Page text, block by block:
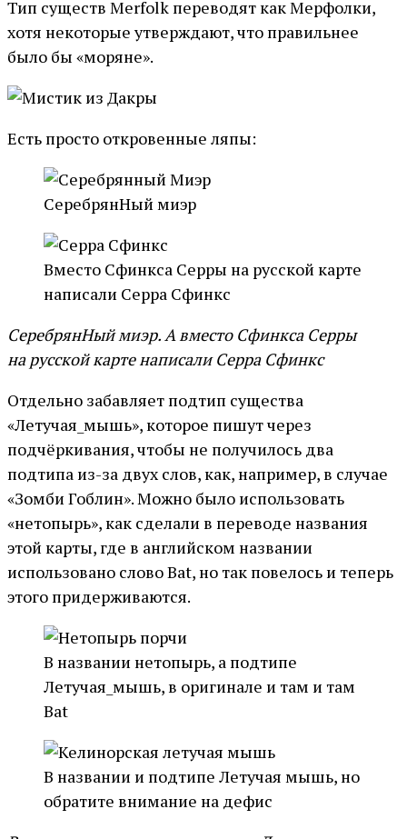
Тип существ Merfolk переводят как Мерфолки,
хотя некоторые утверждают, что правильнее
было бы «моряне».
Есть просто откровенные ляпы:
СеребрянНый миэр
Вместо Сфинкса Серры на русской карте
написали Серра Сфинкс
СеребрянНый миэр. А вместо Сфинкса Серры
на русской карте написали Серра Сфинкс
Отдельно забавляет подтип существа
«Летучая_мышь», которое пишут через
подчёркивания, чтобы не получилось два
подтипа из-за двух слов, как, например, в случае
«Зомби Гоблин». Можно было использовать
«нетопырь», как сделали в переводе названия
этой карты, где в английском названии
использовано слово Bat, но так повелось и теперь
этого придерживаются.
В названии нетопырь, а подтипе
Летучая_мышь, в оригинале и там и там
Bat
В названии и подтипе Летучая мышь, но
обратите внимание на дефис